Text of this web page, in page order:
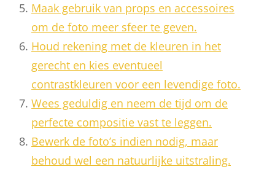
Maak gebruik van props en accessoires
om de foto meer sfeer te geven.
Houd rekening met de kleuren in het
gerecht en kies eventueel
contrastkleuren voor een levendige foto.
Wees geduldig en neem de tijd om de
perfecte compositie vast te leggen.
Bewerk de foto’s indien nodig, maar
behoud wel een natuurlijke uitstraling.